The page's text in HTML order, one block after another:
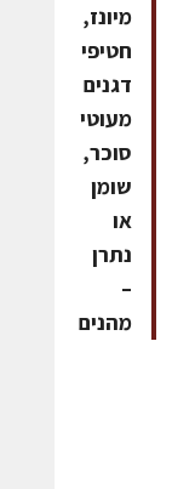
מיונז,
חטיפי
דגנים
מעוטי
סוכר,
שומן
או
נתרן
–
מהנים